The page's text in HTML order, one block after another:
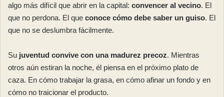
algo más difícil que abrir en la capital: convencer al vecino. El
que no perdona. El que conoce cómo debe saber un guiso. El
que no se deslumbra fácilmente.
Su juventud convive con una madurez precoz. Mientras
otros aún estiran la noche, él piensa en el próximo plato de
caza. En cómo trabajar la grasa, en cómo afinar un fondo y en
cómo no traicionar el producto.